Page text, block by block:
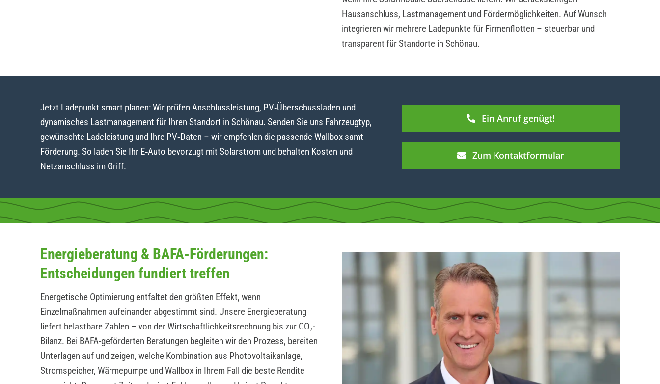
Hausanschluss, Lastmanagement und Fördermöglichkeiten. Auf Wunsch
integrieren wir mehrere Ladepunkte für Firmenflotten – steuerbar und
transparent für Standorte in Schönau.
Jetzt Ladepunkt smart planen: Wir prüfen Anschlussleistung, PV‑Überschussladen und
dynamisches Lastmanagement für Ihren Standort in Schönau. Senden Sie uns Fahrzeugtyp,
gewünschte Ladeleistung und Ihre PV‑Daten – wir empfehlen die passende Wallbox samt
Förderung. So laden Sie Ihr E‑Auto bevorzugt mit Solarstrom und behalten Kosten und
Netzanschluss im Griff.
Ein Anruf genügt!
Zum Kontaktformular
Energieberatung & BAFA-Förderungen:
Entscheidungen fundiert treffen
Energetische Optimierung entfaltet den größten Effekt, wenn
Einzelmaßnahmen aufeinander abgestimmt sind. Unsere Energieberatung
liefert belastbare Zahlen – von der Wirtschaftlichkeitsrechnung bis zur CO₂-
Bilanz. Bei BAFA-geförderten Beratungen begleiten wir den Prozess, bereiten
Unterlagen auf und zeigen, welche Kombination aus Photovoltaikanlage,
Stromspeicher, Wärmepumpe und Wallbox in Ihrem Fall die beste Rendite